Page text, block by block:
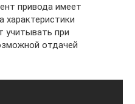
привода имеет
характеристики
учитывать при
отдачей